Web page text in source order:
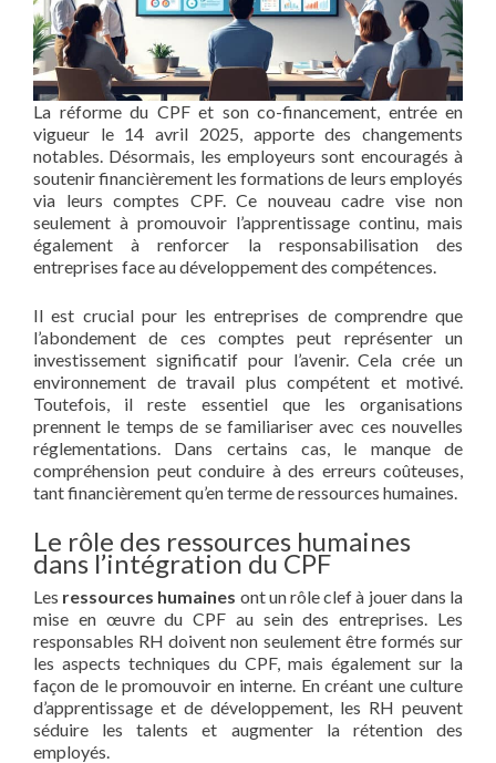
La réforme du CPF et son co-financement, entrée en
vigueur le 14 avril 2025, apporte des changements
notables. Désormais, les employeurs sont encouragés à
soutenir financièrement les formations de leurs employés
via leurs comptes CPF. Ce nouveau cadre vise non
seulement à promouvoir l’apprentissage continu, mais
également à renforcer la responsabilisation des
entreprises face au développement des compétences.
Il est crucial pour les entreprises de comprendre que
l’abondement de ces comptes peut représenter un
investissement significatif pour l’avenir. Cela crée un
environnement de travail plus compétent et motivé.
Toutefois, il reste essentiel que les organisations
prennent le temps de se familiariser avec ces nouvelles
réglementations. Dans certains cas, le manque de
compréhension peut conduire à des erreurs coûteuses,
tant financièrement qu’en terme de ressources humaines.
Le rôle des ressources humaines
dans l’intégration du CPF
Les ressources humaines ont un rôle clef à jouer dans la
mise en œuvre du CPF au sein des entreprises. Les
responsables RH doivent non seulement être formés sur
les aspects techniques du CPF, mais également sur la
façon de le promouvoir en interne. En créant une culture
d’apprentissage et de développement, les RH peuvent
séduire les talents et augmenter la rétention des
employés.